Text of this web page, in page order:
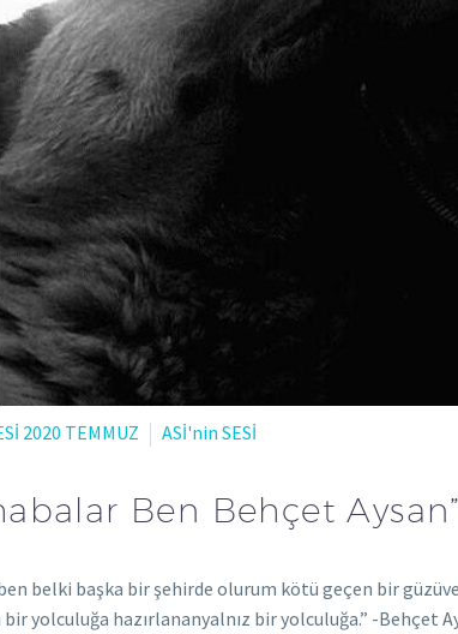
2020 TEMMUZ ASİ'nin SESİ
Ben Behçet Aysan”
belki başka bir şehirde olurum kötü geçen bir
yolculuğa hazırlananyalnız bir yolculuğa.” -